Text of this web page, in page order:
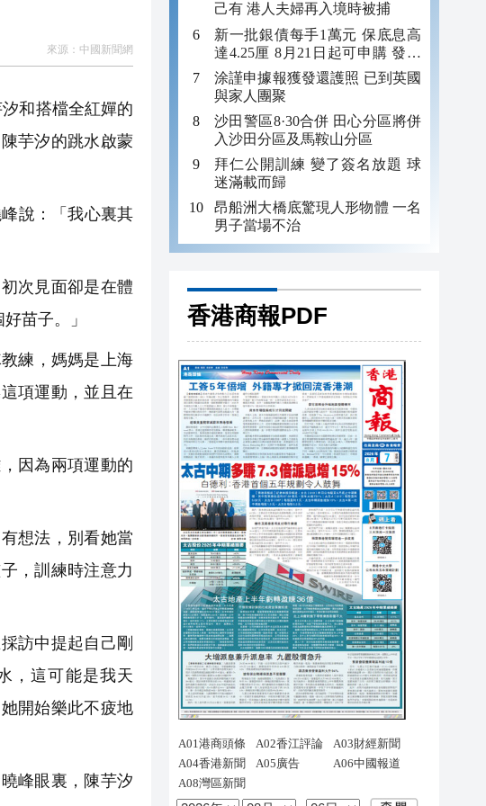
來源： 中國新聞網
和搭檔全紅嬋的
芋汐的跳水啟蒙
說：「我心裏其
次見面卻是在體
苗子。」
練，媽媽是上海
項運動，並且在
因為兩項運動的
想法，別看她當
，訓練時注意力
訪中提起自己剛
，這可能是我天
開始樂此不疲地
峰眼裏，陳芋汐
己有 港人夫婦再入境時被捕
新一批銀債每手1萬元 保底息高
達4.25厘 8月21日起可申購 發行
金額最多550億
涂謹申據報獲發還護照 已到英國
與家人團聚
沙田警區8·30合併 田心分區將併
入沙田分區及馬鞍山分區
拜仁公開訓練 變了簽名放題 球
迷滿載而歸
昂船洲大橋底驚現人形物體 一名
男子當場不治
香港商報PDF